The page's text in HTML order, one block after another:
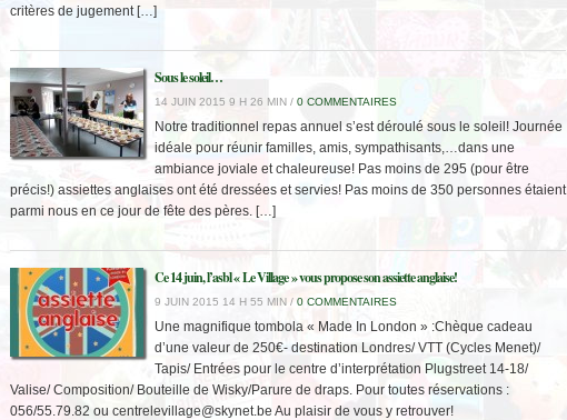
critères de jugement […]
Sous le soleil…
14 JUIN 2015 9 H 26 MIN / 0 COMMENTAIRES
Notre traditionnel repas annuel s’est déroulé sous le soleil! Journée
idéale pour réunir familles, amis, sympathisants,…dans une
ambiance joviale et chaleureuse! Pas moins de 295 (pour être
précis!) assiettes anglaises ont été dressées et servies! Pas moins de 350 personnes étaient
parmi nous en ce jour de fête des pères. […]
Ce 14 juin, l’asbl « Le Village » vous propose son assiette anglaise!
9 JUIN 2015 14 H 55 MIN / 0 COMMENTAIRES
Une magnifique tombola « Made In London » :Chèque cadeau
d’une valeur de 250€- destination Londres/ VTT (Cycles Menet)/
Tapis/ Entrées pour le centre d’interprétation Plugstreet 14-18/
Valise/ Composition/ Bouteille de Wisky/Parure de draps. Pour toutes réservations :
056/55.79.82 ou centrelevillage@skynet.be Au plaisir de vous y retrouver!